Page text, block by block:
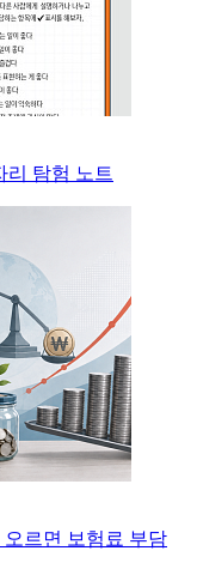
리 탐험 노트
오르면 보험료 부담